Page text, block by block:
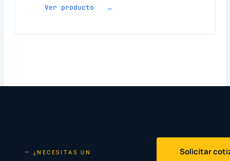
Ver producto →
— ¿NECESITAS UN
Solicitar